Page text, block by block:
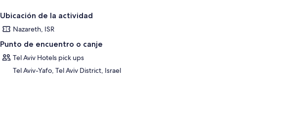
Ubicación de la actividad
Nazareth, ISR
Punto de encuentro o canje
Tel Aviv Hotels pick ups
Tel Aviv-Yafo, Tel Aviv District, Israel